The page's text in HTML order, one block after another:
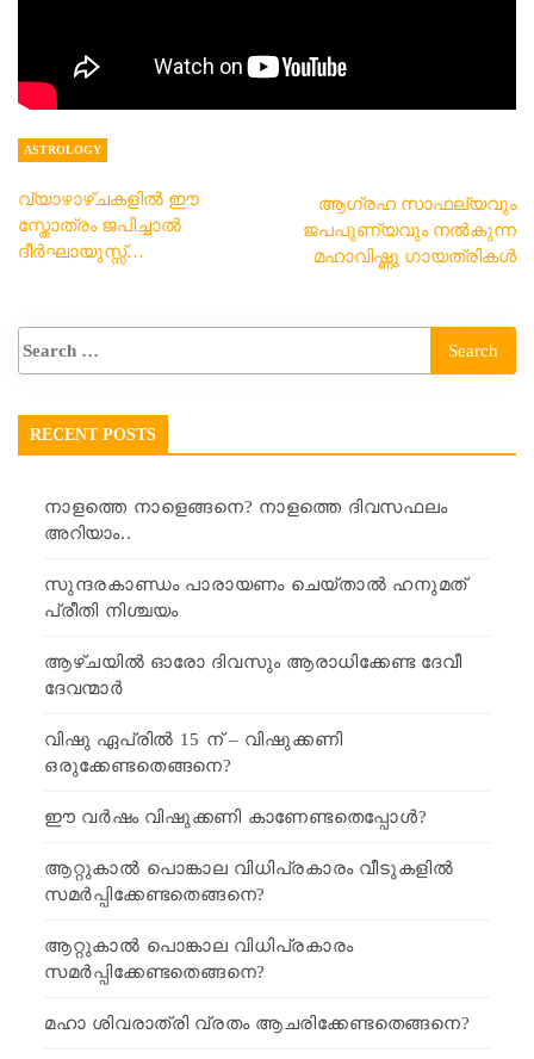
ASTROLOGY
വ്യാഴാഴ്ചകളിൽ ഈ
സ്തോത്രം ജപിച്ചാൽ
ദീർഘായുസ്സ്…
ആഗ്രഹ സാഫല്യവും
ജപപുണ്യവും നൽകുന്ന
മഹാവിഷ്ണു ഗായത്രികൾ
RECENT POSTS
നാളത്തെ നാളെങ്ങനെ? നാളത്തെ ദിവസഫലം
അറിയാം..
സുന്ദരകാണ്ഡം പാരായണം ചെയ്താൽ ഹനുമത്
പ്രീതി നിശ്ചയം
ആഴ്ചയിൽ ഓരോ ദിവസും ആരാധിക്കേണ്ട ദേവീ
ദേവന്മാർ
വിഷു ഏപ്രിൽ 15 ന് – വിഷുക്കണി
ഒരുക്കേണ്ടതെങ്ങനെ?
ഈ വർഷം വിഷുക്കണി കാണേണ്ടതെപ്പോൾ?
ആറ്റുകാൽ പൊങ്കാല വിധിപ്രകാരം വീടുകളിൽ
സമർപ്പിക്കേണ്ടതെങ്ങനെ?
ആറ്റുകാൽ പൊങ്കാല വിധിപ്രകാരം
സമർപ്പിക്കേണ്ടതെങ്ങനെ?
മഹാ ശിവരാത്രി വ്രതം ആചരിക്കേണ്ടതെങ്ങനെ?